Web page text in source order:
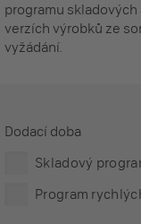
programu
verzích výrobků ze
vyžádání.
Dodací doba
Skladový
Program